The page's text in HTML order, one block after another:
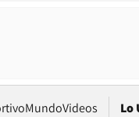
MundoVideos Lo